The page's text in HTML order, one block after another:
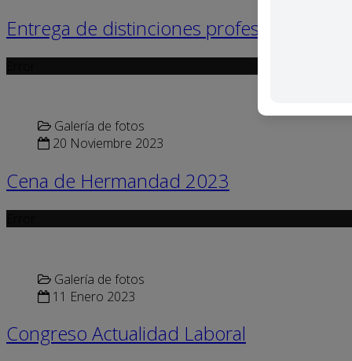
Entrega de distinciones profesionales
Galería de fotos
20 Noviembre 2023
Cena de Hermandad 2023
Galería de fotos
11 Enero 2023
Congreso Actualidad Laboral